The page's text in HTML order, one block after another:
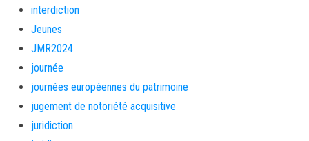
interdiction
Jeunes
JMR2024
journée
journées européennes du patrimoine
jugement de notoriété acquisitive
juridiction